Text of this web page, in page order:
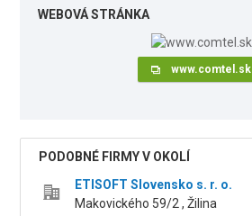
WEBOVÁ STRÁNKA
www.comtel.sk
PODOBNÉ FIRMY V OKOLÍ
ETISOFT Slovensko s. r. o.
Makovického 59/2 , Žilina